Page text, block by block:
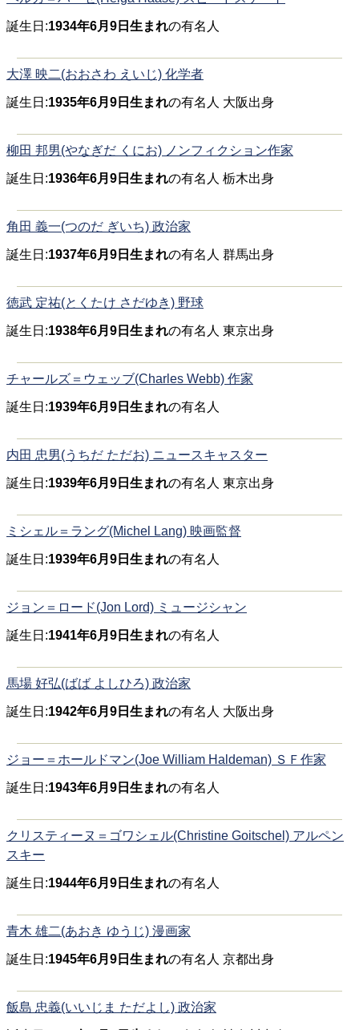
誕生日:1934年6月9日生まれの有名人
大澤 映二(おおさわ えいじ) 化学者
誕生日:1935年6月9日生まれの有名人 大阪出身
柳田 邦男(やなぎだ くにお) ノンフィクション作家
誕生日:1936年6月9日生まれの有名人 栃木出身
角田 義一(つのだ ぎいち) 政治家
誕生日:1937年6月9日生まれの有名人 群馬出身
徳武 定祐(とくたけ さだゆき) 野球
誕生日:1938年6月9日生まれの有名人 東京出身
チャールズ＝ウェッブ(Charles Webb) 作家
誕生日:1939年6月9日生まれの有名人
内田 忠男(うちだ ただお) ニュースキャスター
誕生日:1939年6月9日生まれの有名人 東京出身
ミシェル＝ラング(Michel Lang) 映画監督
誕生日:1939年6月9日生まれの有名人
ジョン＝ロード(Jon Lord) ミュージシャン
誕生日:1941年6月9日生まれの有名人
馬場 好弘(ばば よしひろ) 政治家
誕生日:1942年6月9日生まれの有名人 大阪出身
ジョー＝ホールドマン(Joe William Haldeman) ＳＦ作家
誕生日:1943年6月9日生まれの有名人
クリスティーヌ＝ゴワシェル(Christine Goitschel) アルペン
スキー
誕生日:1944年6月9日生まれの有名人
青木 雄二(あおき ゆうじ) 漫画家
誕生日:1945年6月9日生まれの有名人 京都出身
飯島 忠義(いいじま ただよし) 政治家